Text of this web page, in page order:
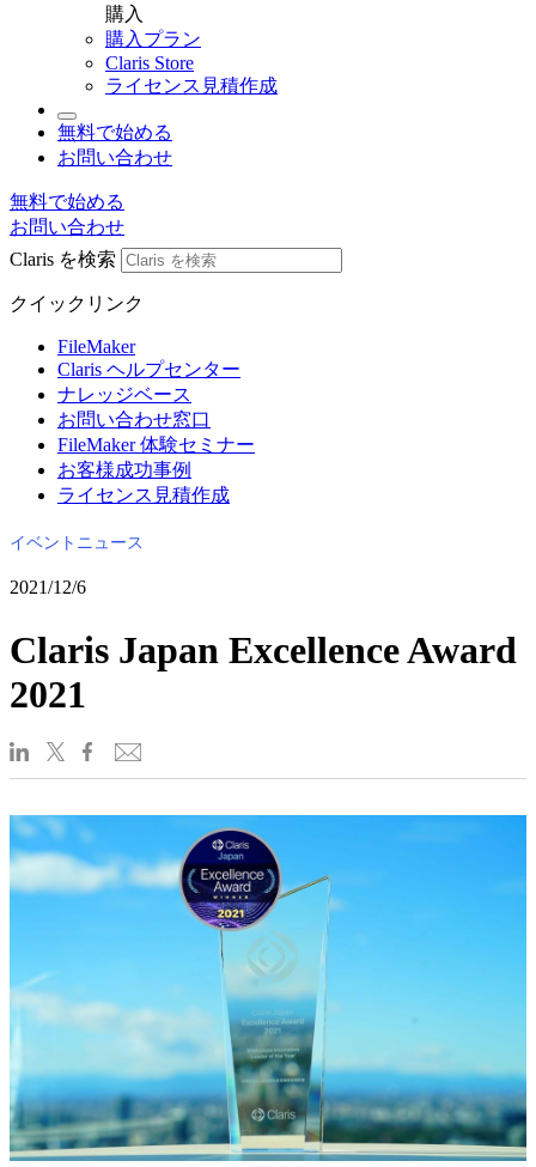
購入
購入プラン
Claris Store
ライセンス見積作成
無料で始める
お問い合わせ
無料で始める
お問い合わせ
Claris を検索
クイックリンク
FileMaker
Claris ヘルプセンター
ナレッジベース
お問い合わせ窓口
FileMaker 体験セミナー
お客様成功事例
ライセンス見積作成
イベントニュース
2021/12/6
Claris Japan Excellence Award
2021